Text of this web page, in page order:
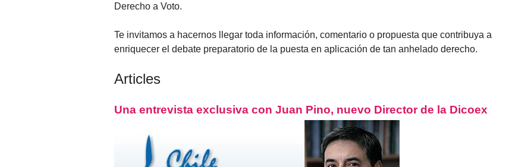
Derecho a Voto.
Te invitamos a hacernos llegar toda información, comentario o propuesta que contribuya a
enriquecer el debate preparatorio de la puesta en aplicación de tan anhelado derecho.
Articles
Una entrevista exclusiva con Juan Pino, nuevo Director de la Dicoex